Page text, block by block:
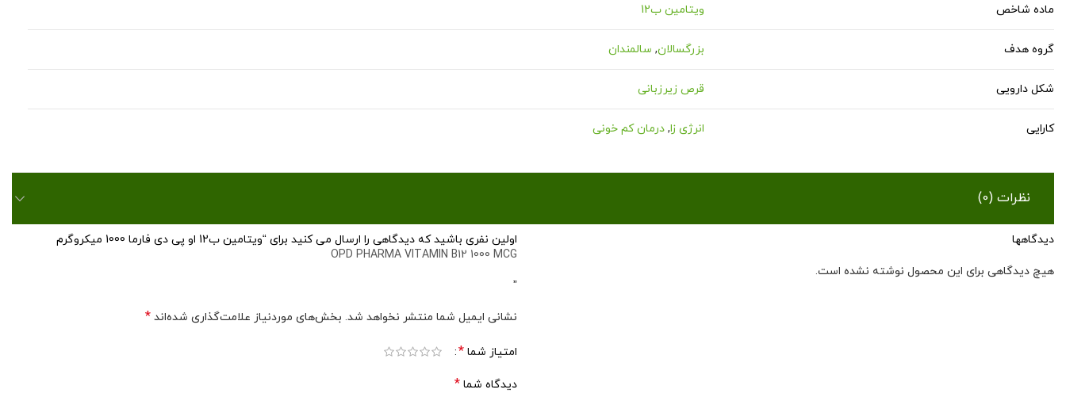
ماده شاخص ویتامین ب12
گروه هدف بزرگسالان, سالمندان
شکل دارویی قرص زیرزبانی
کارایی انرژی زا, درمان کم خونی
نظرات (0)
دیدگاهها
هیچ دیدگاهی برای این محصول نوشته نشده است.
اولین نفری باشید که دیدگاهی را ارسال می کنید برای “ویتامین ب12 او پی دی فارما 1000 میکروگرم
OPD PHARMA VITAMIN B12 1000 MCG
”
نشانی ایمیل شما منتشر نخواهد شد. بخش‌های موردنیاز علامت‌گذاری شده‌اند *
امتیاز شما *
دیدگاه شما *